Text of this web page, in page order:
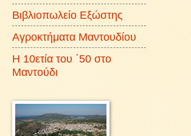
Βιβλιοπωλείο Εξώστης
Αγροκτήματα Μαντουδίου
Η 10ετία του ΄50 στο
Μαντούδι